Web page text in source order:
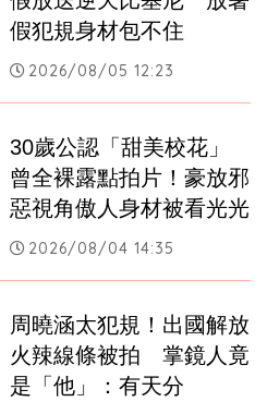
假犯規身材包不住
2026/08/05 12:23
30歲公認「甜美校花」
曾全裸露點拍片！豪放邪
惡視角傲人身材被看光光
2026/08/04 14:35
周曉涵太犯規！出國解放
火辣線條被拍　掌鏡人竟
是「他」：有天分